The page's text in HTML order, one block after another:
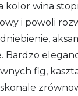
kolor wina
i powoli
Bardzo
fig,